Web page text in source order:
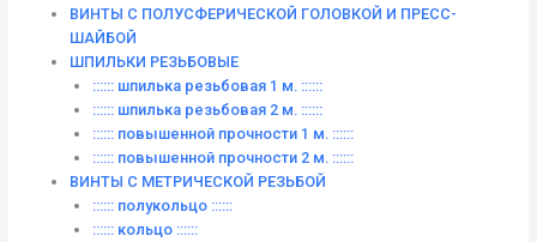
ВИНТЫ С ПОЛУСФЕРИЧЕСКОЙ ГОЛОВКОЙ И ПРЕСС-
ШАЙБОЙ
ШПИЛЬКИ РЕЗЬБОВЫЕ
:::::: шпилька резьбовая 1 м. ::::::
:::::: шпилька резьбовая 2 м. ::::::
:::::: повышенной прочности 1 м. ::::::
:::::: повышенной прочности 2 м. ::::::
ВИНТЫ C МЕТРИЧЕСКОЙ РЕЗЬБОЙ
:::::: полукольцо ::::::
:::::: кольцо ::::::